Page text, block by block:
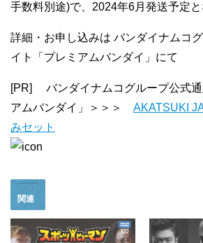
手数料別途)で、2024年6月発送予定と
詳細・お申し込みは バンダイナムコ
イト「プレミアムバンダイ」にて
[PR] バンダイナムコグループ公式通
アムバンダイ」＞＞＞ AKATSUKI
みセット
関連